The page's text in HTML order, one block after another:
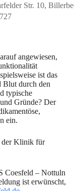
Str. 10,
angewiesen,
ist das
Blut durch den
typische
Gründe? Der
ein.
der Klinik für
Coesfeld – Nottuln
ist erwünscht,